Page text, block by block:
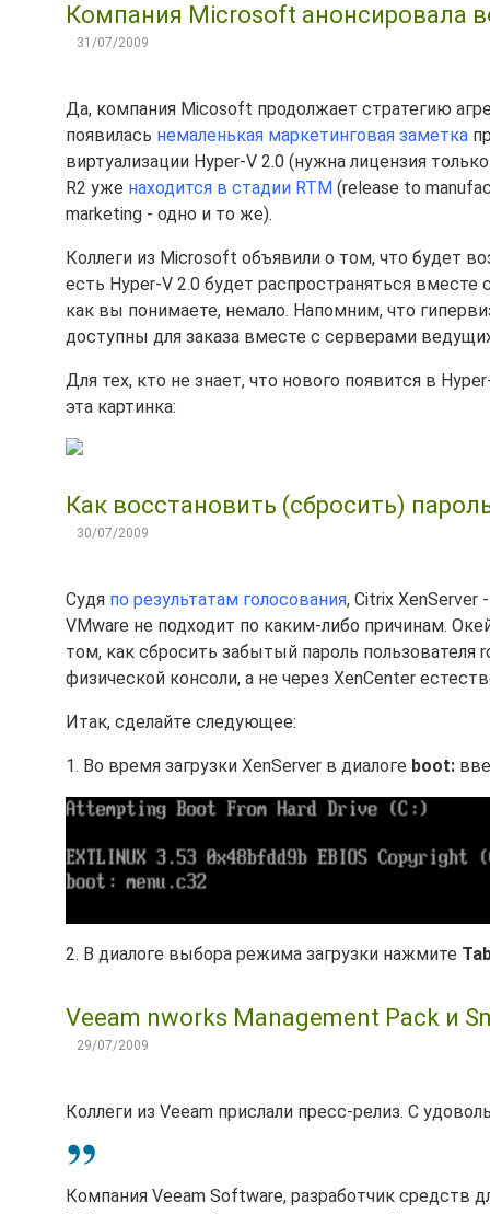
Компания Microsoft анонсировала
31/07/2009
Да, компания Micosoft продолжает стратегию
появилась немаленькая маркетинговая заметка
виртуализации Hyper-V 2.0 (нужна лицензия
R2 уже находится в стадии RTM (release to
marketing - одно и то же).
Коллеги из Microsoft объявили о том, что будет
есть Hyper-V 2.0 будет распространяться
как вы понимаете, немало. Напомним, что
доступны для заказа вместе с серверами
Для тех, кто не знает, что нового появится в
эта картинка:
Как восстановить (сбросить)
30/07/2009
Судя по результатам голосования, Citrix XenServer
VMware не подходит по каким-либо причинам.
том, как сбросить забытый пароль
физической консоли, а не через XenCenter
Итак, сделайте следующее:
1. Во время загрузки XenServer в диалоге boot:
2. В диалоге выбора режима загрузки нажмите
Veeam nworks Management Pack и
29/07/2009
Коллеги из Veeam прислали пресс-релиз. С
Компания Veeam Software, разработчик средств